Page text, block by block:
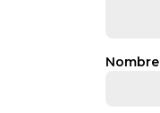
Nombre